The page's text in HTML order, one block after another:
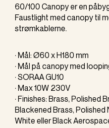
60/100 Canopy er en
Faustlight med canopy til
strømkablerne.
· Mål: Ø60 x H180 mm
· Mål på canopy med
· SORAA GU10
· Max 10W 230V
· Finishes: Brass, Polished
Blackened Brass,
White eller Black